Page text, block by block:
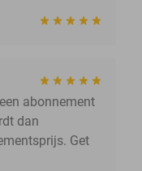
abonnement
dan
Get